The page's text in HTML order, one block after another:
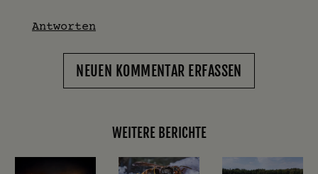
Antworten
NEUEN KOMMENTAR ERFASSEN
WEITERE BERICHTE